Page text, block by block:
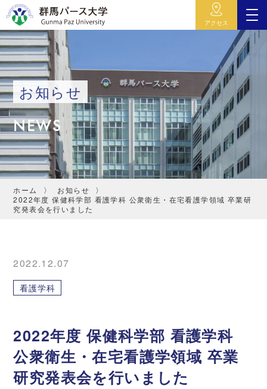
アクセス
お知らせ
NEWS
ホーム
お知らせ
2022年度 保健科学部 看護学科 公衆衛生・在宅看護学領域 卒業研
究発表会を行いました
2022.12.07
看護学科
2022年度 保健科学部 看護学科
公衆衛生・在宅看護学領域 卒業
研究発表会を行いました